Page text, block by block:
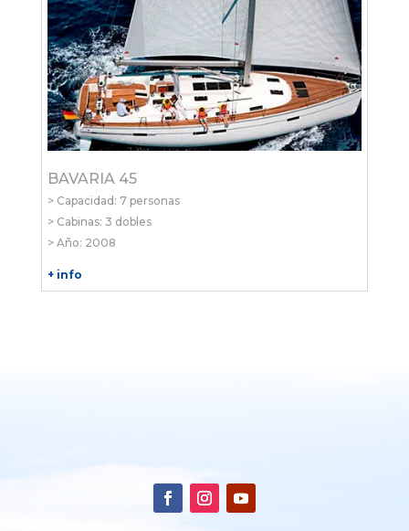
BAVARIA 45
> Capacidad: 7 personas
> Cabinas: 3 dobles
> Año: 2008
+ info